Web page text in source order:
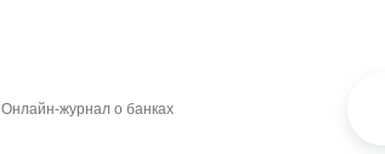
Онлайн-журнал о банках